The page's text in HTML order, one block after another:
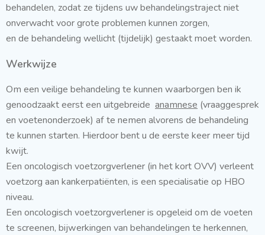
behandelen, zodat ze tijdens uw behandelingstraject niet
onverwacht voor grote problemen kunnen zorgen,
en de behandeling wellicht (tijdelijk) gestaakt moet worden.
Werkwijze
Om een veilige behandeling te kunnen waarborgen ben ik
genoodzaakt eerst een uitgebreide anamnese (vraaggesprek
en voetenonderzoek) af te nemen alvorens de behandeling
te kunnen starten. Hierdoor bent u de eerste keer meer tijd
kwijt.
Een oncologisch voetzorgverlener (in het kort OVV) verleent
voetzorg aan kankerpatiënten, is een specialisatie op HBO
niveau.
Een oncologisch voetzorgverlener is opgeleid om de voeten
te screenen, bijwerkingen van behandelingen te herkennen,